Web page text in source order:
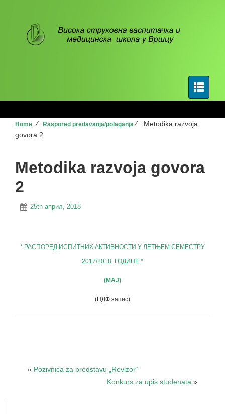
Home ⁄ Raspored predavanja/polaganja⁄
Metodika razvoja
govora 2
Metodika razvoja govora
2
25th април, 2018
* РАСПОРЕД ИСПИТНИХ АКТИВНОСТИ У ЛЕТЊЕМ СЕМЕСТРУ
2017/2018. ГОДИНЕ *
(МАЈ)
(ПДФ запис)
« Pozivnica za predstavu „Revizor“
Konkurs za upis studenata »